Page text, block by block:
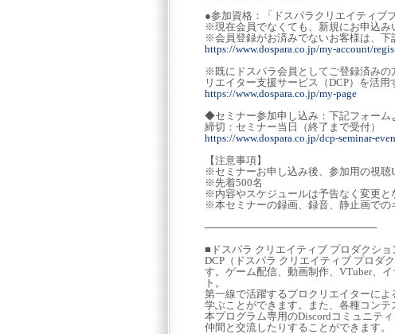
●参加資格：「ドスパラクリエイティブ
※現在会員でなくても、新規にお申込み
※会員登録がお済みでないお客様は、下
https://www.dospara.co.jp/my-account/
※既にドスパラ会員としてご登録済みの
リエイター支援サービス（DCP）を活
https://www.dospara.co.jp/my-page
◆セミナー参加申し込み：下記フォーム
締切：セミナー当日（終了まで受付）
https://www.dospara.co.jp/dcp-seminar-
【注意事項】
※セミナーお申し込み後、参加用の視聴
※先着500名
※内容やスケジュールは予告なく変更と
※本セミナーの録画、録音、静止画での
────────────────────────
■ドスパラ クリエイティブ プロダクショ
DCP（ドスパラ クリエイティブ プロダ
す。ゲーム配信、動画制作、VTuber、
ト。
第一線で活躍するプロクリエイターに
学ぶことができます。また、各種コンテ
本プログラム専用のDiscordコミュニテ
仲間と交流したりすることができます。